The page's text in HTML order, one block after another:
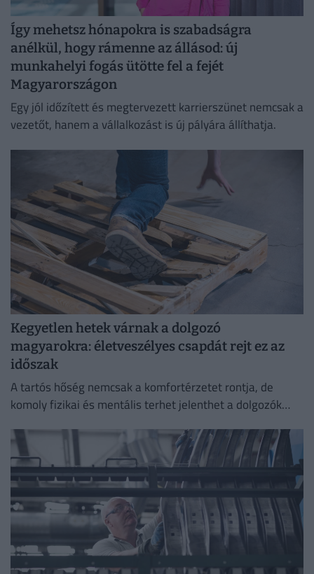
Így mehetsz hónapokra is szabadságra
anélkül, hogy rámenne az állásod: új
munkahelyi fogás ütötte fel a fejét
Magyarországon
Egy jól időzített és megtervezett karrierszünet nemcsak a
vezetőt, hanem a vállalkozást is új pályára állíthatja.
Kegyetlen hetek várnak a dolgozó
magyarokra: életveszélyes csapdát rejt ez az
időszak
A tartós hőség nemcsak a komfortérzetet rontja, de
komoly fizikai és mentális terhet jelenthet a dolgozók